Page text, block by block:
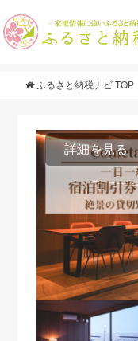
ふるさと納税ナビ TOP
詳細を見る